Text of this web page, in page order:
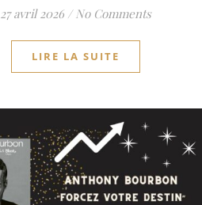
27 avril 2026 / No Comments
LIRE LA SUITE